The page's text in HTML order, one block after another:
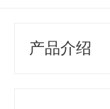
产品介绍